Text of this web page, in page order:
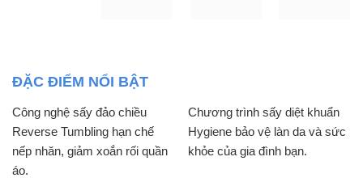
ĐẶC ĐIỂM NỔI BẬT
Công nghệ sấy đảo chiều
Reverse Tumbling hạn chế
nếp nhăn, giảm xoắn rối quần
áo.
Chương trình sấy diệt khuẩn
Hygiene bảo vệ làn da và sức
khỏe của gia đình bạn.